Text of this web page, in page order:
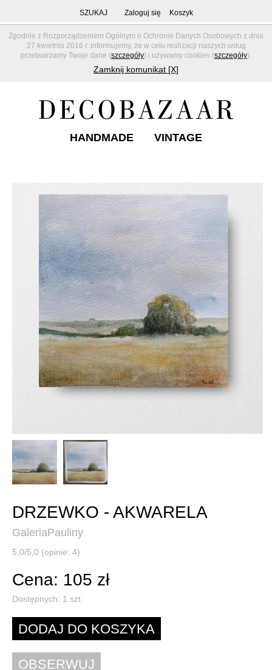
Zgodnie z Rozporządzeniem Ogólnym o Ochronie Danych Osobowych z dnia
27 kwietnia 2016 r. informujemy, że w celu realizacji naszych usług
przetwarzamy Twoje dane (szczegóły) i używamy cookies (szczegóły).
Zamknij komunikat [X]
SZUKAJ Zaloguj się Koszyk
HANDMADE VINTAGE
DRZEWKO - AKWARELA
GaleriaPauliny
5,0/5,0 (opinie: 4)
Cena: 105 zł
Dostępnych: 1 szt.